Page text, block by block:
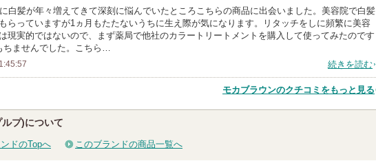
す
人
以
上
ー
に
白髪が年々増えてきて深刻に悩んでいたところこちらの商品に出会いました。美容院で白髪
らっていますが1ヵ月もたたないうちに生え際が気になります。リタッチをしに頻繁に美容
現実的ではないので、まず薬局で他社のカラートリートメントを購入して使ってみたのです
ちませんでした。こちら…
続きを読む
モカブラウンのクチコミをもっと見る
プ)について
ドのTopへ このブランドの商品一覧へ